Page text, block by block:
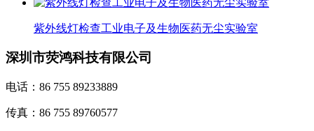
紫外线灯检查工业电子及生物医药无尘实验室
深圳市荧鸿科技有限公司
电话：86 755 89233889
传真：86 755 89760577